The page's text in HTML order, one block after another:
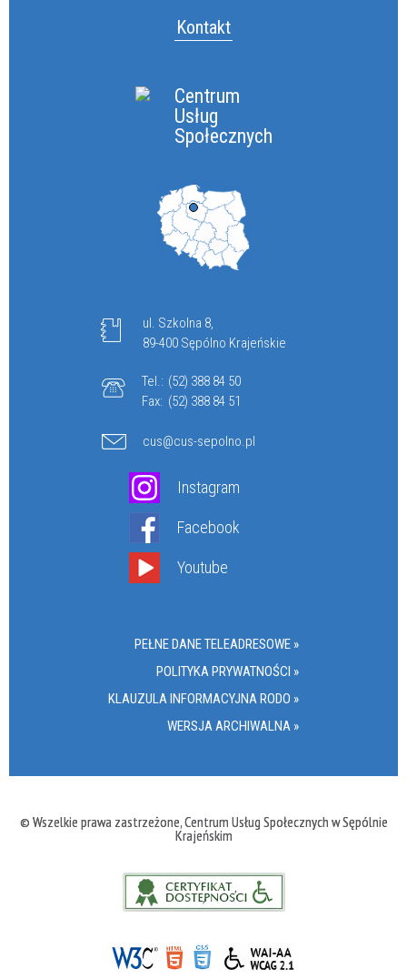
Kontakt
Centrum
Usług
Społecznych
ul. Szkolna 8,
89-400 Sępólno Krajeńskie
Tel.: (52) 388 84 50
Fax: (52) 388 84 51
cus@cus-sepolno.pl
Instagram
Facebook
Youtube
PEŁNE DANE TELEADRESOWE »
POLITYKA PRYWATNOŚCI »
KLAUZULA INFORMACYJNA RODO »
WERSJA ARCHIWALNA »
© Wszelkie prawa zastrzeżone, Centrum Usług Społecznych w Sępólnie
Krajeńskim